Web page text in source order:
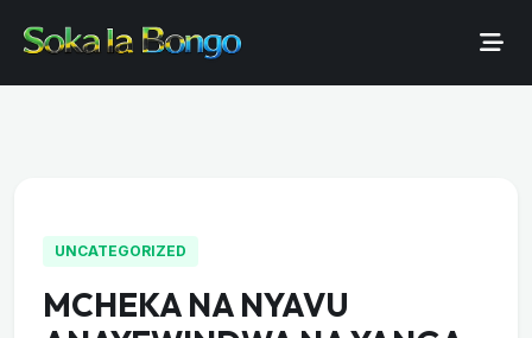
UNCATEGORIZED
MCHEKA NA NYAVU